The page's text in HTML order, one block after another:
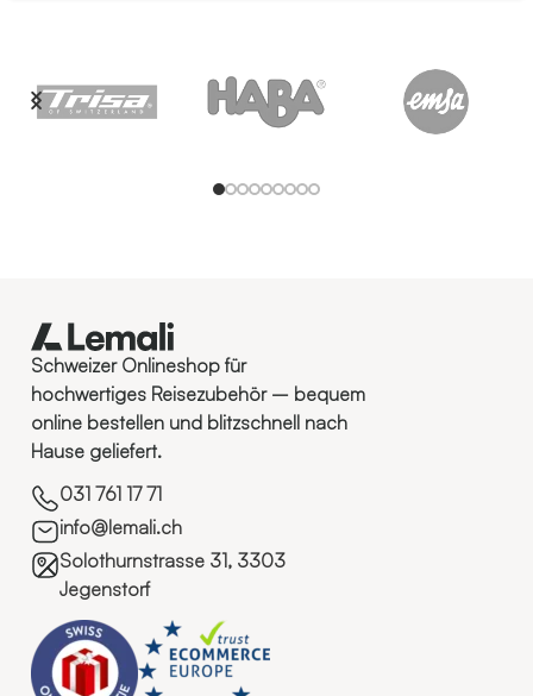
Schweizer Onlineshop für
hochwertiges Reisezubehör – bequem
online bestellen und blitzschnell nach
Hause geliefert.
031 761 17 71
info@lemali.ch
Solothurnstrasse 31, 3303
Jegenstorf